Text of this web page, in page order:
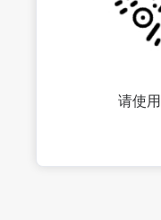
请使用